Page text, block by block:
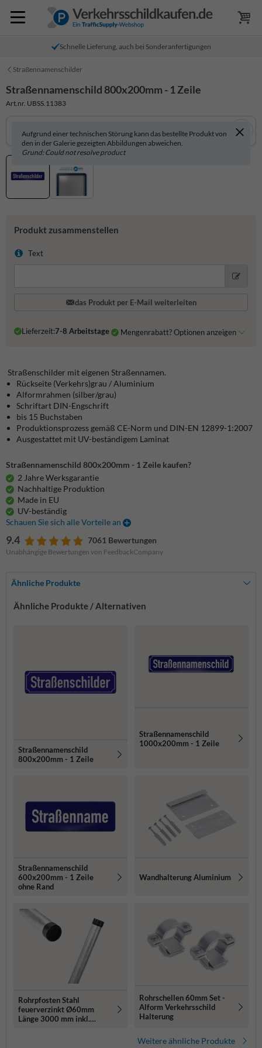
Schnelle Lieferung, auch bei Sonderanfertigungen
Straßennamenschilder
Straßennamenschild 800x200mm - 1 Zeile
Art.nr. UBSS.11383
Aufgrund einer technischen Störung kann das bestellte Produkt von
den in der Galerie gezeigten Abbildungen abweichen.
Grund: Could not resolve product
Produkt zusammenstellen
Text
das Produkt per E-Mail weiterleiten
Lieferzeit:7-8 Arbeitstage Mengenrabatt? Optionen anzeigen
Straßenschilder mit eigenen Straßennamen.
Rückseite (Verkehrs)grau / Aluminium
Alformrahmen (silber/grau)
Schriftart DIN-Engschrift
bis 15 Buchstaben
Produktionsprozess gemäß CE-Norm und DIN-EN 12899-1:2007
Ausgestattet mit UV-beständigem Laminat
Straßennamenschild 800x200mm - 1 Zeile kaufen?
2 Jahre Werksgarantie
Nachhaltige Produktion
Made in EU
UV-beständig
Schauen Sie sich alle Vorteile an
9.4 7061 Bewertungen
Unabhängige Bewertungen von FeedbackCompany
Ähnliche Produkte
Ähnliche Produkte / Alternativen
Straßennamenschild
800x200mm - 1 Zeile
Straßennamenschild
1000x200mm - 1 Zeile
Straßennamenschild
600x200mm - 1 Zeile
ohne Rand
Wandhalterung Aluminium
Rohrpfosten Stahl
feuerverzinkt Ø60mm
Länge 3000 mm inkl.
Rohrschellen 60mm Set -
Alform Verkehrsschild
Halterung
Weitere ähnliche Produkte